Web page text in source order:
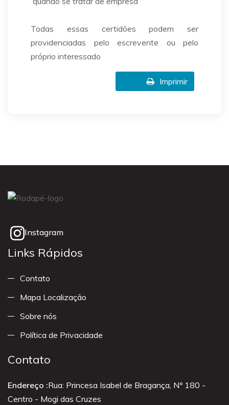
Todas essas certidões podem ser
providenciadas pelo escrevente ou pelo
próprio interessado
Imprimir
Instagram
Links Rápidos
Contato
Mapa Localização
Sobre nós
Política de Privacidade
Contato
Endereço :Rua: Princesa Isabel de Bragança, Nº 180 -
Centro - Mogi das Cruzes